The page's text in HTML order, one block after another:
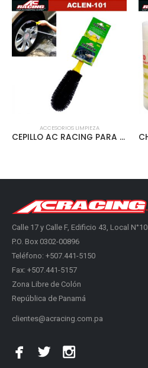
ACCESORIOS LIMPIEZA
CEPILLO AC RACING PARA RINES – ACLEN-101
Calle 17 y Calle F, Edificio 43, Local N°10
P.O. Box 0302-00896
Teléfono: +507.441-5150
Fax: +507.441-5157
Zona Libre de Colón
República de Panamá
clientes@acracing.com.pa